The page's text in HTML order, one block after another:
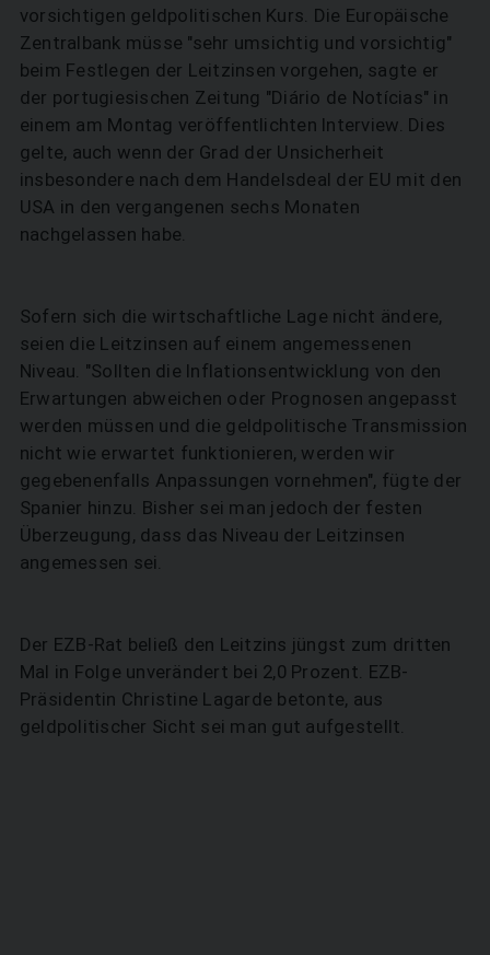
vorsichtigen geldpolitischen Kurs. Die Europäische
Zentralbank müsse "sehr umsichtig und vorsichtig"
beim Festlegen der Leitzinsen vorgehen, sagte er
der portugiesischen Zeitung "Diário de Notícias" in
einem am Montag veröffentlichten Interview. Dies
gelte, auch wenn der Grad der Unsicherheit
insbesondere nach dem Handelsdeal der EU mit den
USA in den vergangenen sechs Monaten
nachgelassen habe.
Sofern sich die wirtschaftliche Lage nicht ändere,
seien die Leitzinsen auf einem angemessenen
Niveau. "Sollten die Inflationsentwicklung von den
Erwartungen abweichen oder Prognosen angepasst
werden müssen und die geldpolitische Transmission
nicht wie erwartet funktionieren, werden wir
gegebenenfalls Anpassungen vornehmen", fügte der
Spanier hinzu. Bisher sei man jedoch der festen
Überzeugung, dass das Niveau der Leitzinsen
angemessen sei.
Der EZB-Rat beließ den Leitzins jüngst zum dritten
Mal in Folge unverändert bei 2,0 Prozent. EZB-
Präsidentin Christine Lagarde betonte, aus
geldpolitischer Sicht sei man gut aufgestellt.
SUCHEN